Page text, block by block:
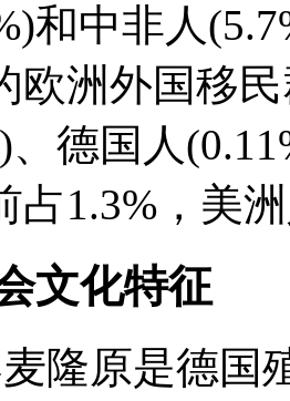
和中非人
欧洲外国移
、德国人
占1.3%，美
文化特征
隆原是德国